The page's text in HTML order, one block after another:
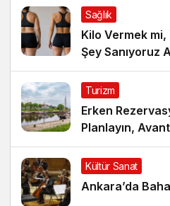
Sağlık
Kilo Vermek mi,
Şey Sanıyoruz
Turizm
Erken
Planlayın,
Kültür Sanat
Ankara’da